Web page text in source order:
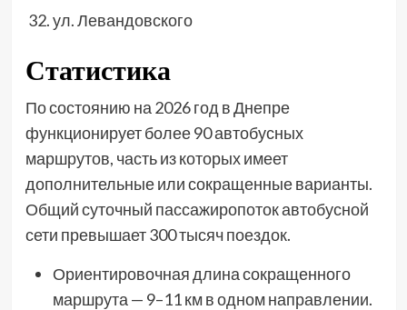
ул. Левандовского
Статистика
По состоянию на 2026 год в Днепре
функционирует более 90 автобусных
маршрутов, часть из которых имеет
дополнительные или сокращенные варианты.
Общий суточный пассажиропоток автобусной
сети превышает 300 тысяч поездок.
Ориентировочная длина сокращенного
маршрута — 9–11 км в одном направлении.